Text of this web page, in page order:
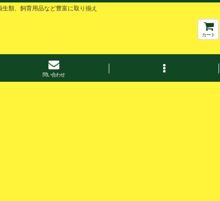
類、飼育用品など豊富に取り揃え
カート
問い合わせ